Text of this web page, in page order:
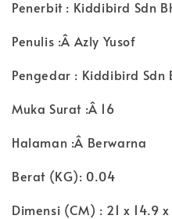
Penerbit : Kiddibird Sdn
Penulis :Â Azly Yusof
Pengedar : Kiddibird Sdn
Muka Surat :Â 16
Halaman :Â Berwarna
Berat (KG): 0.04
Dimensi (CM) : 21 x 14.9